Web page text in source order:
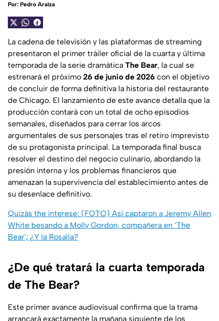
Por: Pedro Araiza
La cadena de televisión y las plataformas de streaming
presentaron el primer tráiler oficial de la cuarta y última
temporada de la serie dramática The Bear, la cual se
estrenará el próximo 26 de junio de 2026 con el objetivo
de concluir de forma definitiva la historia del restaurante
de Chicago. El lanzamiento de este avance detalla que la
producción contará con un total de ocho episodios
semanales, diseñados para cerrar los arcos
argumentales de sus personajes tras el retiro imprevisto
de su protagonista principal. La temporada final busca
resolver el destino del negocio culinario, abordando la
presión interna y los problemas financieros que
amenazan la supervivencia del establecimiento antes de
su desenlace definitivo.
Quizás the interese: (FOTO) Así captaron a Jeremy Allen
White besando a Molly Gordon, compañera en ‘The
Bear'; ¿Y la Rosalía?
¿De qué tratará la cuarta temporada
de The Bear?
Este primer avance audiovisual confirma que la trama
arrancará exactamente la mañana siguiente de los